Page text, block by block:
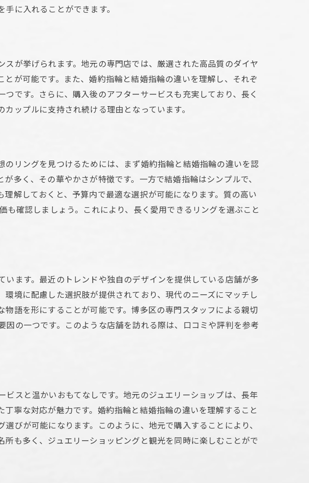
プ
で見つけるコツ
び方
博多区のトレンドをチェック
に入れることができます。
が挙げられます。地元の専門店では、厳選された高品質のダイヤ
が可能です。また、婚約指輪と結婚指輪の違いを理解し、それぞ
です。さらに、購入後のアフターサービスも充実しており、長く
ップルに支持され続ける理由となっています。
リングを見つけるためには、まず婚約指輪と結婚指輪の違いを認
多く、その華やかさが特徴です。一方で結婚指輪はシンプルで、
解しておくと、予算内で最適な選択が可能になります。質の高い
確認しましょう。これにより、長く愛用できるリングを選ぶこと
ます。最近のトレンドや独自のデザインを提供している店舗が多
境に配慮した選択肢が提供されており、現代のニーズにマッチし
語を形にすることが可能です。博多区の専門スタッフによる親切
の一つです。このような店舗を訪れる際は、口コミや評判を参考
スと温かいおもてなしです。地元のジュエリーショップは、長年
寧な対応が魅力です。婚約指輪と結婚指輪の違いを理解すること
びが可能になります。このように、地元で購入することにより、
も多く、ジュエリーショッピングと観光を同時に楽しむことがで